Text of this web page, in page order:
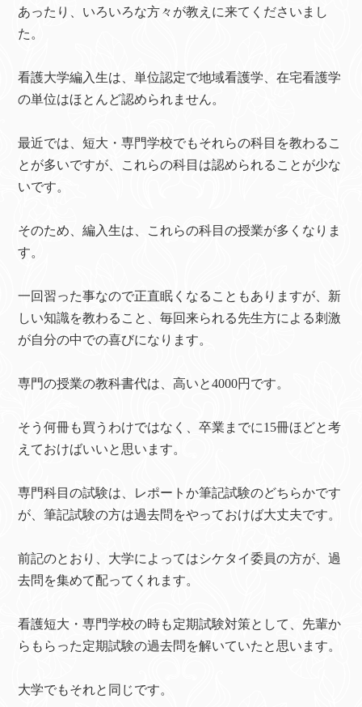
あったり、いろいろな方々が教えに来てくださいまし
た。
看護大学編入生は、単位認定で地域看護学、在宅看護学
の単位はほとんど認められません。
最近では、短大・専門学校でもそれらの科目を教わるこ
とが多いですが、これらの科目は認められることが少な
いです。
そのため、編入生は、これらの科目の授業が多くなりま
す。
一回習った事なので正直眠くなることもありますが、新
しい知識を教わること、毎回来られる先生方による刺激
が自分の中での喜びになります。
専門の授業の教科書代は、高いと4000円です。
そう何冊も買うわけではなく、卒業までに15冊ほどと考
えておけばいいと思います。
専門科目の試験は、レポートか筆記試験のどちらかです
が、筆記試験の方は過去問をやっておけば大丈夫です。
前記のとおり、大学によってはシケタイ委員の方が、過
去問を集めて配ってくれます。
看護短大・専門学校の時も定期試験対策として、先輩か
らもらった定期試験の過去問を解いていたと思います。
大学でもそれと同じです。